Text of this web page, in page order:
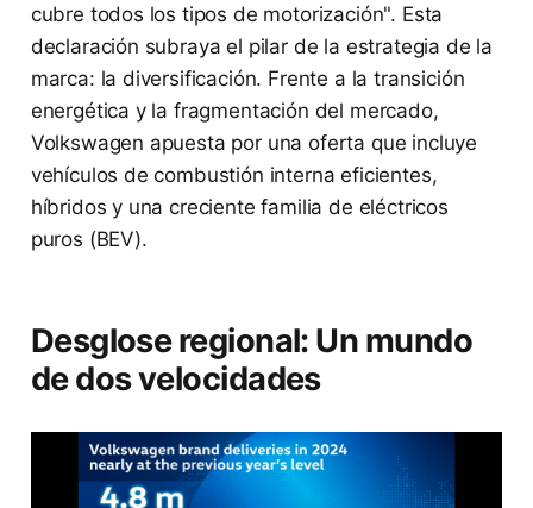
cubre todos los tipos de motorización". Esta
declaración subraya el pilar de la estrategia de la
marca: la diversificación. Frente a la transición
energética y la fragmentación del mercado,
Volkswagen apuesta por una oferta que incluye
vehículos de combustión interna eficientes,
híbridos y una creciente familia de eléctricos
puros (BEV).
Desglose regional: Un mundo
de dos velocidades